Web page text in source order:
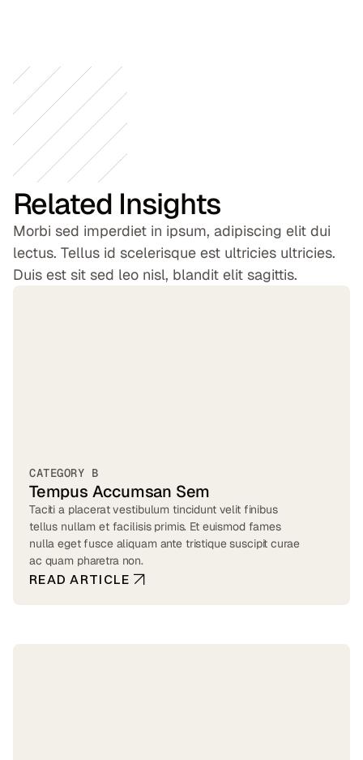
Related Insights
Morbi sed imperdiet in ipsum, adipiscing elit dui
lectus. Tellus id scelerisque est ultricies ultricies.
Duis est sit sed leo nisl, blandit elit sagittis.
CATEGORY B
Tempus Accumsan Sem
Taciti a placerat vestibulum tincidunt velit finibus
tellus nullam et facilisis primis. Et euismod fames
nulla eget fusce aliquam ante tristique suscipit curae
ac quam pharetra non.
READ ARTICLE